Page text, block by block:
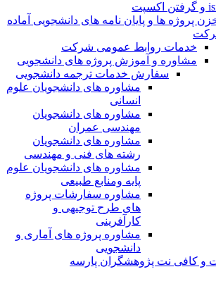
پروژه ها و پایان نامه های دانشجویی آماده
خدمات روابط عمومی شرکت
مشاوره و آموزش پروژه های دانشجویی
سفارش خدمات ترجمه دانشجویی
مشاوره های دانشجویان علوم
انسانی
مشاوره های دانشجویان
مهندسی عمران
مشاوره های دانشجویان
رشته های فنی و مهندسی
مشاوره های دانشجویان علوم
پایه ومنابع طبیعی
مشاوره سفارشات پروژه
های طرح توجیهی و
کارآفرینی
مشاوره پروژه های آماری و
دانشجویی
و کافی نت پژوهشگران پارسه